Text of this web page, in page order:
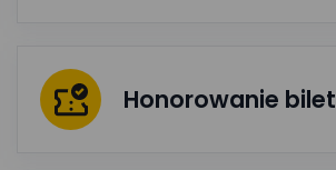
Honorowanie